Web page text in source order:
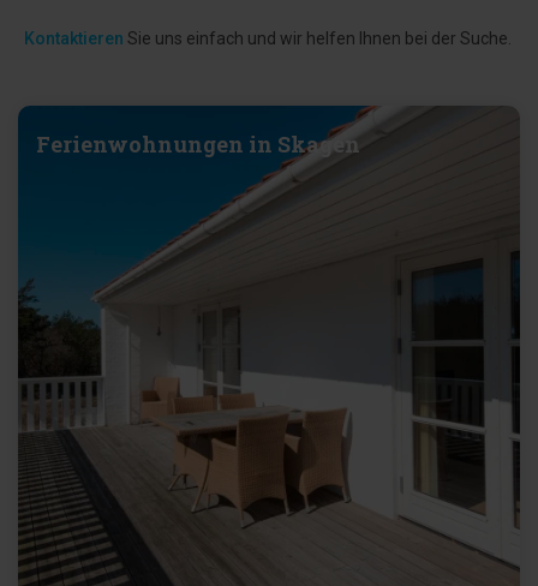
Kontaktieren Sie uns einfach und wir helfen Ihnen bei der Suche.
Ferienwohnungen in Skagen